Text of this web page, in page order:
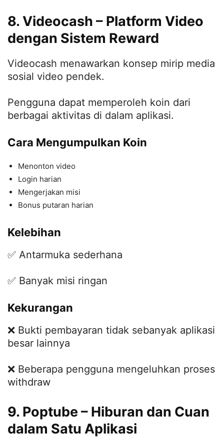
8. Videocash – Platform Video
dengan Sistem Reward
Videocash menawarkan konsep mirip media
sosial video pendek.
Pengguna dapat memperoleh koin dari
berbagai aktivitas di dalam aplikasi.
Cara Mengumpulkan Koin
Menonton video
Login harian
Mengerjakan misi
Bonus putaran harian
Kelebihan
✅ Antarmuka sederhana
✅ Banyak misi ringan
Kekurangan
❌ Bukti pembayaran tidak sebanyak aplikasi
besar lainnya
❌ Beberapa pengguna mengeluhkan proses
withdraw
9. Poptube – Hiburan dan Cuan
dalam Satu Aplikasi